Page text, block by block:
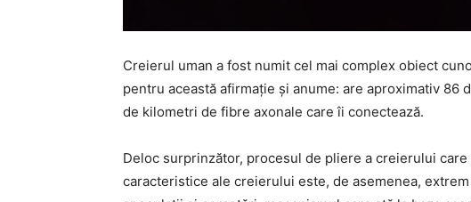
Creierul uman a fost numit cel mai complex obiect
pentru această afirmație și anume: are aproximativ 86
de kilometri de fibre axonale care îi conectează.
Deloc surprinzător, procesul de pliere a creierului
caracteristice ale creierului este, de asemenea,